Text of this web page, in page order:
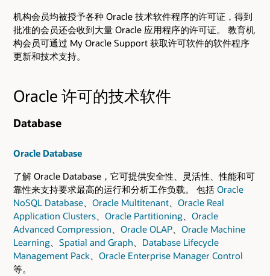
机构会员均被授予各种 Oracle 技术软件程序的许可证，得到
批准的会员还会收到大量 Oracle 应用程序的许可证。 教育机
构会员可通过 My Oracle Support 获取许可软件的软件程序
更新和技术支持。
Oracle 许可的技术软件
Database
Oracle Database
了解 Oracle Database，它可提供安全性、灵活性、性能和可
靠性来支持要求最高的运行和分析工作负载。 包括 Oracle
NoSQL Database、 Oracle Multitenant、 Oracle Real
Application Clusters、 Oracle Partitioning、 Oracle
Advanced Compression、 Oracle OLAP、 Oracle Machine
Learning、 Spatial and Graph、 Database Lifecycle
Management Pack、 Oracle Enterprise Manager Control
等。